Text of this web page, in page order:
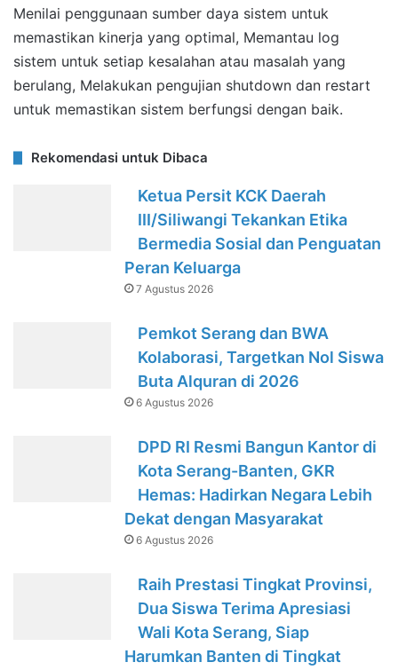
Menilai penggunaan sumber daya sistem untuk
memastikan kinerja yang optimal, Memantau log
sistem untuk setiap kesalahan atau masalah yang
berulang, Melakukan pengujian shutdown dan restart
untuk memastikan sistem berfungsi dengan baik.
Rekomendasi untuk Dibaca
Ketua Persit KCK Daerah
III/Siliwangi Tekankan Etika
Bermedia Sosial dan Penguatan
Peran Keluarga
7 Agustus 2026
Pemkot Serang dan BWA
Kolaborasi, Targetkan Nol Siswa
Buta Alquran di 2026
6 Agustus 2026
DPD RI Resmi Bangun Kantor di
Kota Serang-Banten, GKR
Hemas: Hadirkan Negara Lebih
Dekat dengan Masyarakat
6 Agustus 2026
Raih Prestasi Tingkat Provinsi,
Dua Siswa Terima Apresiasi
Wali Kota Serang, Siap
Harumkan Banten di Tingkat